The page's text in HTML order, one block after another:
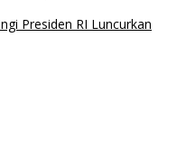
Presiden RI Luncurkan